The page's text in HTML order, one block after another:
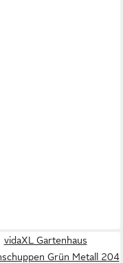
vidaXL Gartenhaus
Grün Metall 204